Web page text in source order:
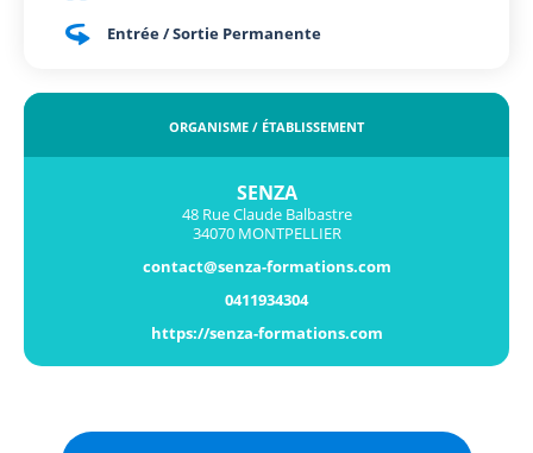
Entrée / Sortie Permanente
ORGANISME / ÉTABLISSEMENT
SENZA
48 Rue Claude Balbastre
34070 MONTPELLIER
contact@senza-formations.com
0411934304
https://senza-formations.com